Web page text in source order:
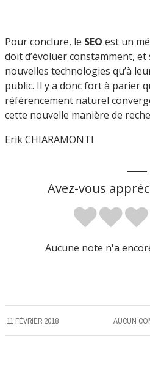
Pour conclure, le SEO est un
doit d’évoluer constamment, et
nouvelles technologies qu’à
public. Il y a donc fort à parier
référencement naturel
cette nouvelle manière de
Erik CHIARAMONTI
Avez-vous
Aucune note n'a
11 FÉVRIER 2018 AUCUN